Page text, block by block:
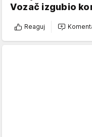
Vozač izgubio
Reaguj